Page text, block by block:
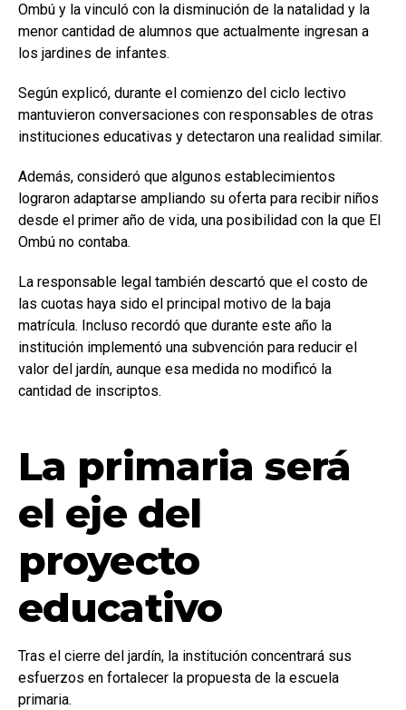
Ombú y la vinculó con la disminución de la natalidad y la
menor cantidad de alumnos que actualmente ingresan a
los jardines de infantes.
Según explicó, durante el comienzo del ciclo lectivo
mantuvieron conversaciones con responsables de otras
instituciones educativas y detectaron una realidad similar.
Además, consideró que algunos establecimientos
lograron adaptarse ampliando su oferta para recibir niños
desde el primer año de vida, una posibilidad con la que El
Ombú no contaba.
La responsable legal también descartó que el costo de
las cuotas haya sido el principal motivo de la baja
matrícula. Incluso recordó que durante este año la
institución implementó una subvención para reducir el
valor del jardín, aunque esa medida no modificó la
cantidad de inscriptos.
La primaria será
el eje del
proyecto
educativo
Tras el cierre del jardín, la institución concentrará sus
esfuerzos en fortalecer la propuesta de la escuela
primaria.